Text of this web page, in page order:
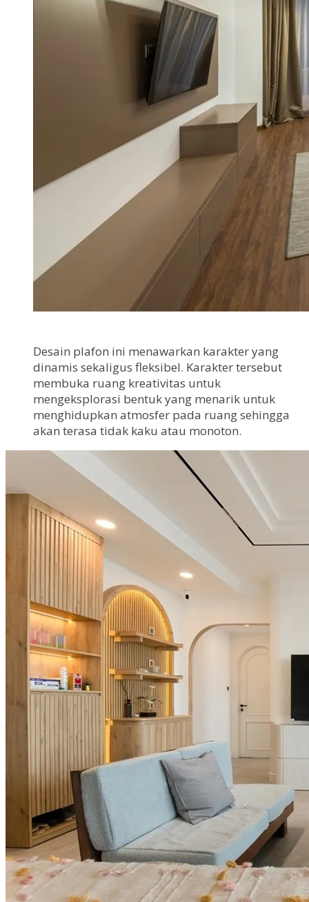
Desain plafon ini menawarkan karakter yang
dinamis sekaligus fleksibel. Karakter tersebut
membuka ruang kreativitas untuk
mengeksplorasi bentuk yang menarik untuk
menghidupkan atmosfer pada ruang sehingga
akan terasa tidak kaku atau monoton.